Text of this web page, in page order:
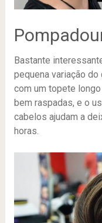
Bastante
pequena variação do
com um topete
bem raspadas, e o
cabelos ajudam a
horas.